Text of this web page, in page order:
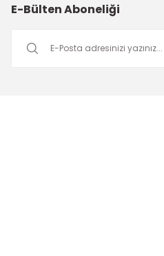
E-Bülten Aboneliği